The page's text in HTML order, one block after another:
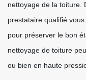
nettoyage de la toiture.
prestataire qualifié
pour préserver le bon
nettoyage de toiture
ou bien en haute